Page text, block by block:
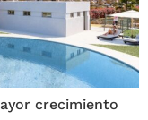
crecimiento